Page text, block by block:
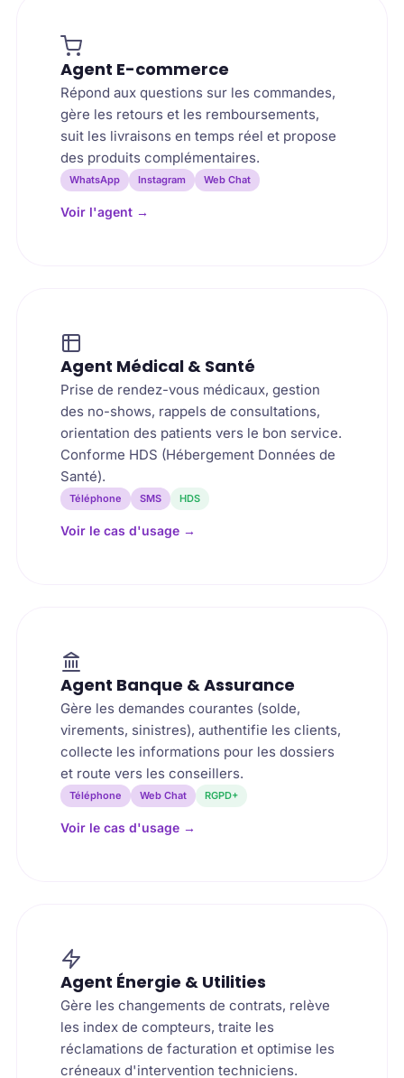
Agent E-commerce
Répond aux questions sur les commandes,
gère les retours et les remboursements,
suit les livraisons en temps réel et propose
des produits complémentaires.
WhatsApp Instagram Web Chat
Voir l'agent →
Agent Médical & Santé
Prise de rendez-vous médicaux, gestion
des no-shows, rappels de consultations,
orientation des patients vers le bon service.
Conforme HDS (Hébergement Données de
Santé).
Téléphone SMS HDS
Voir le cas d'usage →
Agent Banque & Assurance
Gère les demandes courantes (solde,
virements, sinistres), authentifie les clients,
collecte les informations pour les dossiers
et route vers les conseillers.
Téléphone Web Chat RGPD+
Voir le cas d'usage →
Agent Énergie & Utilities
Gère les changements de contrats, relève
les index de compteurs, traite les
réclamations de facturation et optimise les
créneaux d'intervention techniciens.